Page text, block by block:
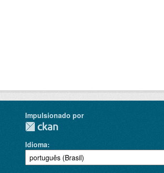
Impulsionado por
Idioma